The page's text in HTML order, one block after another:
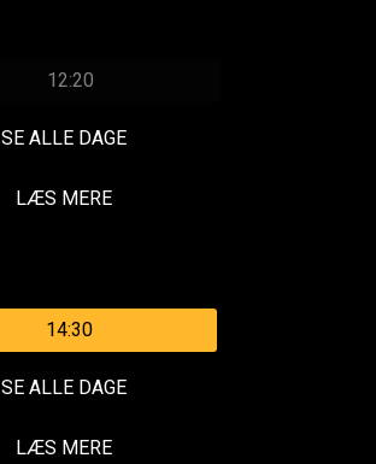
12:20
SE ALLE DAGE
LÆS MERE
14:30
SE ALLE DAGE
LÆS MERE